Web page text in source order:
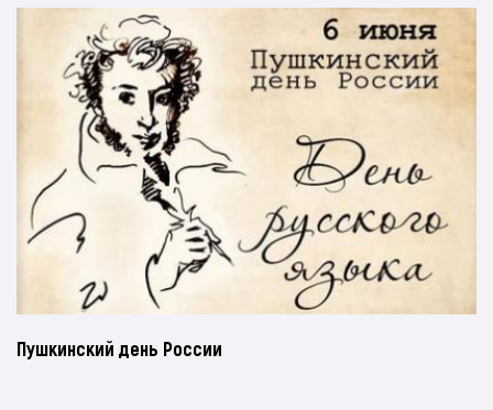
Пушкинский день России